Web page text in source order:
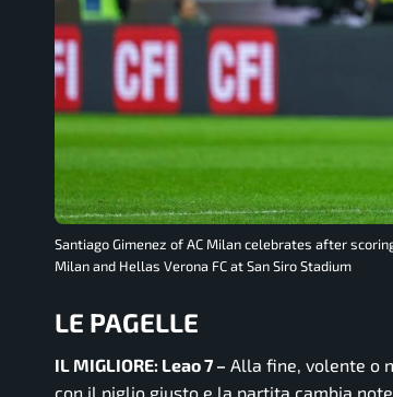
Santiago Gimenez of AC Milan celebrates after
Milan and Hellas Verona FC at San Siro Stadium
LE PAGELLE
IL MIGLIORE: Leao 7 – Alla fine, volente o
con il piglio giusto e la partita cambia